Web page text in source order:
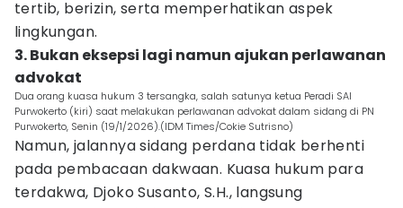
tertib, berizin, serta memperhatikan aspek
lingkungan.
3. Bukan eksepsi lagi namun ajukan perlawanan
advokat
Dua orang kuasa hukum 3 tersangka, salah satunya ketua Peradi SAI
Purwokerto (kiri) saat melakukan perlawanan advokat dalam sidang di PN
Purwokerto, Senin (19/1/2026).(IDM Times/Cokie Sutrisno)
Namun, jalannya sidang perdana tidak berhenti
pada pembacaan dakwaan. Kuasa hukum para
terdakwa, Djoko Susanto, S.H., langsung